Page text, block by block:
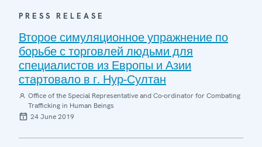
PRESS RELEASE
Второе симуляционное упражнение по
борьбе с торговлей людьми для
специалистов из Европы и Азии
стартовало в г. Нур-Султан
Office of the Special Representative and Co-ordinator for Combating
Trafficking in Human Beings
24 June 2019